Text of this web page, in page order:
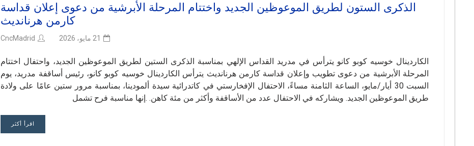
الذكرى الستون لطريق الموعوظين الجديد واختتام المرحلة الأبرشية من دعوى إعلان قداسة
كارمن هرنانديث
21 مايو، 2026 CncMadrid
الكاردينال خوسيه كوبو كانو يترأس في مدريد القداس الإلهي بمناسبة الذكرى الستين لطريق الموعوظين الجديد، واحتفال اختتام
المرحلة الأبرشية من دعوى تطويب وإعلان قداسة كارمن هرنانديث يترأس الكاردينال خوسيه كوبو كانو، رئيس أساقفة مدريد، يوم
السبت 30 أيار/مايو، الساعة الثامنة مساءً، الاحتفال الإفخارستي في كاتدرائية سيدة ألمودينا، بمناسبة مرور ستين عامًا على ولادة
طريق الموعوظين الجديد. ويشاركه في الاحتفال عدد من الأساقفة وأكثر من مئة كاهن. .إنها مناسبة فرح تشمل
اقرأ أكثر